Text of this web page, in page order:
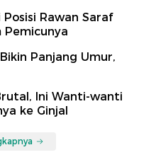
Rawan Saraf
Pemicunya
Panjang Umur,
Ini Wanti-wanti
ke Ginjal